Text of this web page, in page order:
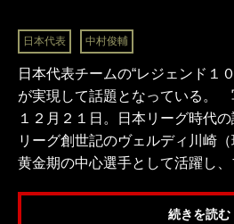
日本代表 中村俊輔
日本代表チームの“レジェンド１
が実現して話題となっている。
１２月２１日。日本リーグ時代
リーグ創世記のヴェルディ川崎（
黄金期の中心選手として活躍し
続きを読む